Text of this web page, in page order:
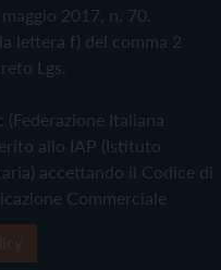
2017, n. 70.
lettera f) del comma 2
Lgs.
Italiana
allo IAP (Istituto
accettando il Codice di
Commerciale